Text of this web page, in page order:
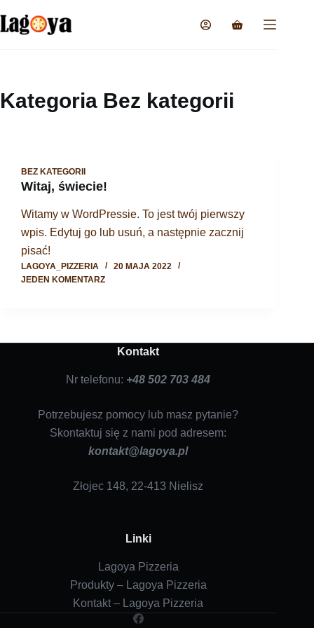
Kategoria Bez kategorii
BEZ KATEGORII
Witaj, świecie!
Witamy w WordPressie. To jest twój pierwszy
wpis. Edytuj go lub usuń, a następnie zacznij
pisać!
LAGOYA_PIZZERIA
20 MAJA 2022
JEDEN KOMENTARZ
Kontakt
Nr telefonu: +48 502 703 484
Potrzebujesz pomocy lub masz pytanie?
Skontaktuj się z nami pod adresem:
kontakt@lagoya.pl
Złojec 148, 22-413 Nielisz
Linki
Lagoya Pizzeria
Produkty – Lagoya Pizzeria
Kontakt – Lagoya Pizzeria